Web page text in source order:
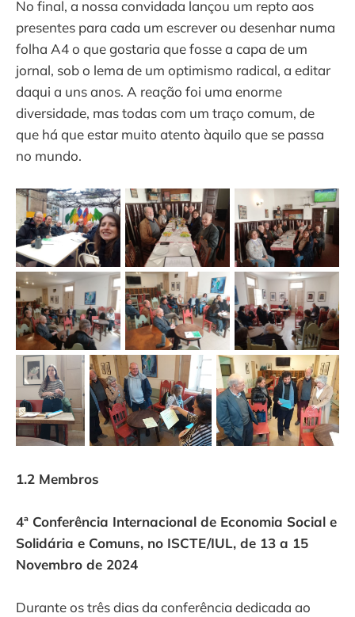
No final, a nossa convidada lançou um repto aos
presentes para cada um escrever ou desenhar numa
folha A4 o que gostaria que fosse a capa de um
jornal, sob o lema de um optimismo radical, a editar
daqui a uns anos. A reação foi uma enorme
diversidade, mas todas com um traço comum, de
que há que estar muito atento àquilo que se passa
no mundo.
1.2 Membros
4ª Conferência Internacional de Economia Social e
Solidária e Comuns, no ISCTE/IUL, de 13 a 15
Novembro de 2024
Durante os três dias da conferência dedicada ao